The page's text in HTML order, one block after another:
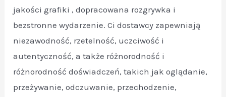
jakości grafiki , dopracowana rozgrywka i
bezstronne wydarzenie. Ci dostawcy zapewniają
niezawodność, rzetelność, uczciwość i
autentyczność, a także różnorodność i
różnorodność doświadczeń, takich jak oglądanie,
przeżywanie, odczuwanie, przechodzenie,